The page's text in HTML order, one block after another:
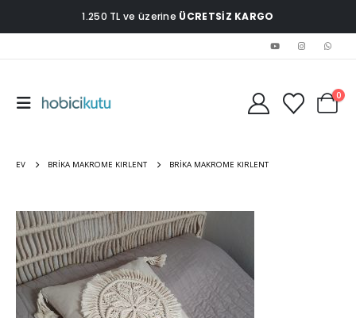
1.250 TL ve üzerine ÜCRETSİZ KARGO
0
EV BRIKA MAKROME KIRLENT BRIKA MAKROME KIRLENT